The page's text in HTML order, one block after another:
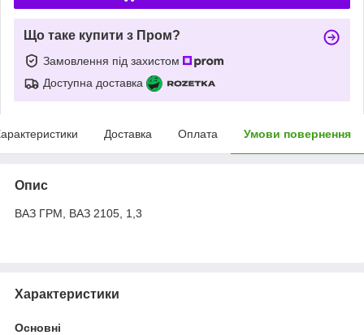
Що таке купити з Пром?
Замовлення під захистом
Доступна доставка
Доставка Оплата Умови повернення
Опис
ВАЗ ГРМ, ВАЗ 2105, 1,3
Характеристики
Основні